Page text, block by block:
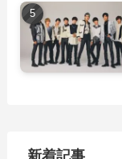
新着記事